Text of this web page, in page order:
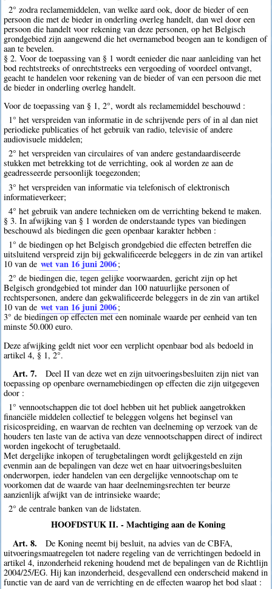
2° zodra reclamemiddelen, van welke aard ook, door de bieder of een
persoon die met de bieder in onderling overleg handelt, dan wel door een
persoon die handelt voor rekening van deze personen, op het Belgisch
grondgebied zijn aangewend die het overnamebod beogen aan te kondigen of
aan te bevelen.
§ 2. Voor de toepassing van § 1 wordt eenieder die naar aanleiding van het
bod rechtstreeks of onrechtstreeks een vergoeding of voordeel ontvangt,
geacht te handelen voor rekening van de bieder of van een persoon die met
de bieder in onderling overleg handelt.
Voor de toepassing van § 1, 2°, wordt als reclamemiddel beschouwd :
1° het verspreiden van informatie in de schrijvende pers of in al dan niet
periodieke publicaties of het gebruik van radio, televisie of andere
audiovisuele middelen;
2° het verspreiden van circulaires of van andere gestandaardiseerde
stukken met betrekking tot de verrichting, ook al worden ze aan de
geadresseerde persoonlijk toegezonden;
3° het verspreiden van informatie via telefonisch of elektronisch
informatieverkeer;
4° het gebruik van andere technieken om de verrichting bekend te maken.
§ 3. In afwijking van § 1 worden de onderstaande types van biedingen
beschouwd als biedingen die geen openbaar karakter hebben :
1° de biedingen op het Belgisch grondgebied die effecten betreffen die
uitsluitend verspreid zijn bij gekwalificeerde beleggers in de zin van artikel
10 van de wet van 16 juni 2006;
2° de biedingen die, tegen gelijke voorwaarden, gericht zijn op het
Belgisch grondgebied tot minder dan 100 natuurlijke personen of
rechtspersonen, andere dan gekwalificeerde beleggers in de zin van artikel
10 van de wet van 16 juni 2006;
3° de biedingen op effecten met een nominale waarde per eenheid van ten
minste 50.000 euro.
Deze afwijking geldt niet voor een verplicht openbaar bod als bedoeld in
artikel 4, § 1, 2°.
Art. 7.
Deel II van deze wet en zijn uitvoeringsbesluiten zijn niet van
toepassing op openbare overnamebiedingen op effecten die zijn uitgegeven
door :
1° vennootschappen die tot doel hebben uit het publiek aangetrokken
financiële middelen collectief te beleggen volgens het beginsel van
risicospreiding, en waarvan de rechten van deelneming op verzoek van de
houders ten laste van de activa van deze vennootschappen direct of indirect
worden ingekocht of terugbetaald.
Met dergelijke inkopen of terugbetalingen wordt gelijkgesteld en zijn
evenmin aan de bepalingen van deze wet en haar uitvoeringsbesluiten
onderworpen, ieder handelen van een dergelijke vennootschap om te
voorkomen dat de waarde van haar deelnemingsrechten ter beurze
aanzienlijk afwijkt van de intrinsieke waarde;
2° de centrale banken van de lidstaten.
HOOFDSTUK II. - Machtiging aan de Koning
Art. 8.
De Koning neemt bij besluit, na advies van de CBFA,
uitvoeringsmaatregelen tot nadere regeling van de verrichtingen bedoeld in
artikel 4, inzonderheid rekening houdend met de bepalingen van de Richtlijn
2004/25/EG. Hij kan inzonderheid, desgevallend een onderscheid makend in
functie van de aard van de verrichting en de effecten waarop het bod slaat :